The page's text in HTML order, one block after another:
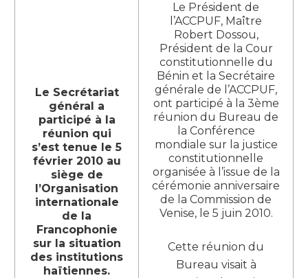
Le Secrétariat
général a
participé à la
réunion qui
s’est tenue le 5
février 2010 au
siège de
l’Organisation
internationale
de la
Francophonie
sur la situation
des institutions
haïtiennes.
Le Président de
l’ACCPUF, Maître
Robert Dossou,
Président de la Cour
constitutionnelle du
Bénin et la Secrétaire
générale de l’ACCPUF,
ont participé à la 3ème
réunion du Bureau de
la Conférence
mondiale sur la justice
constitutionnelle
organisée à l’issue de la
cérémonie anniversaire
de la Commission de
Venise, le 5 juin 2010.
Cette réunion du
Bureau visait à